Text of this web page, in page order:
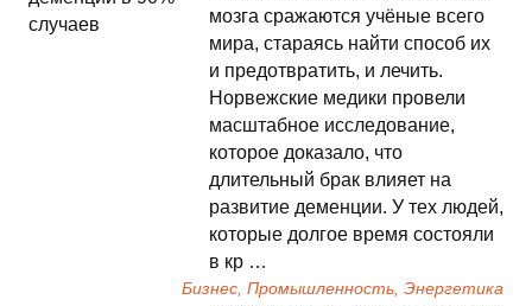
мозга сражаются учёные всего
мира, стараясь найти способ их
и предотвратить, и лечить.
Норвежские медики провели
масштабное исследование,
которое доказало, что
длительный брак влияет на
развитие деменции. У тех людей,
которые долгое время состояли
в кр …
Бизнес, Промышленность, Энергетика